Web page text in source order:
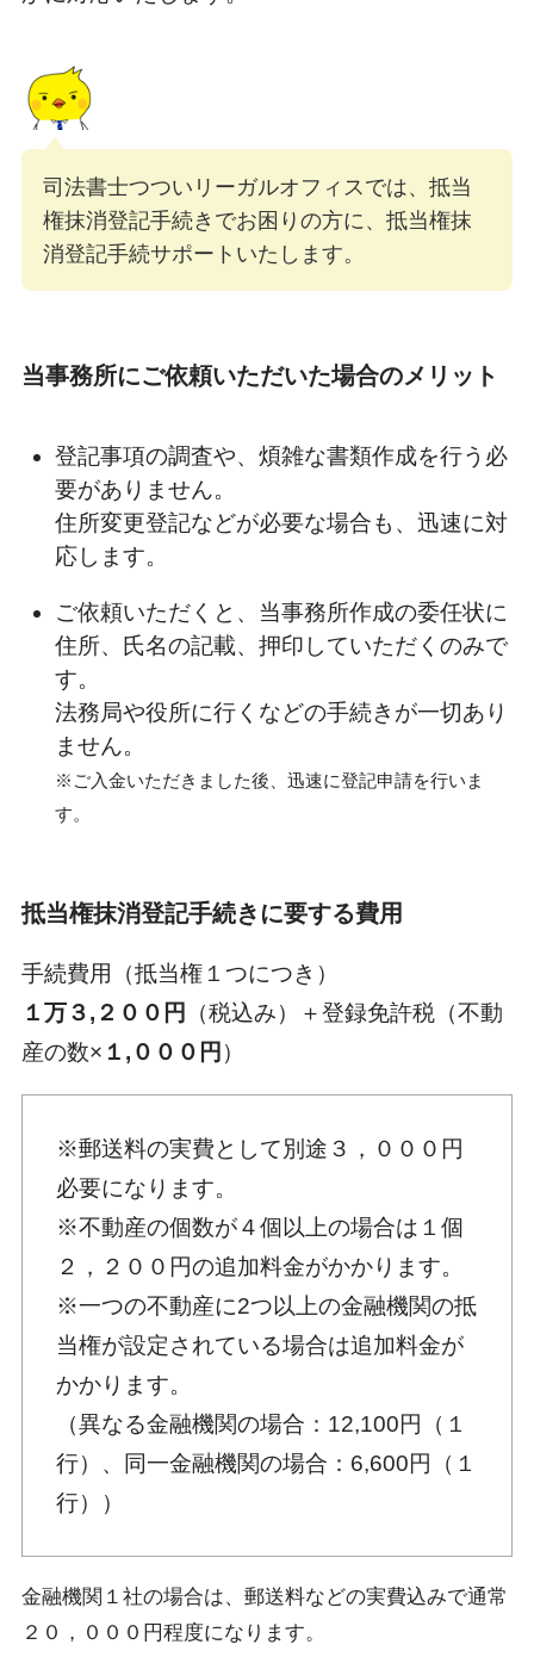
司法書士つついリーガルオフィスでは、抵当
権抹消登記手続きでお困りの方に、抵当権抹
消登記手続サポートいたします。
当事務所にご依頼いただいた場合のメリット
登記事項の調査や、煩雑な書類作成を行う必
要がありません。
住所変更登記などが必要な場合も、迅速に対
応します。
ご依頼いただくと、当事務所作成の委任状に
住所、氏名の記載、押印していただくのみで
す。
法務局や役所に行くなどの手続きが一切あり
ません。
※ご入金いただきました後、迅速に登記申請を行いま
す。
抵当権抹消登記手続きに要する費用
手続費用（抵当権１つにつき）
１万３,２００円
（税込み）＋登録免許税（不動
産の数× １,０００円 ）
※郵送料の実費として別途３，０００円
必要になります。
※不動産の個数が４個以上の場合は１個
２，２００円の追加料金がかかります。
※一つの不動産に2つ以上の金融機関の抵
当権が設定されている場合は追加料金が
かかります。
（異なる金融機関の場合：12,100円（１
行）、同一金融機関の場合：6,600円（１
行））
金融機関１社の場合は、郵送料などの実費込みで通常
２０，０００円程度になります。